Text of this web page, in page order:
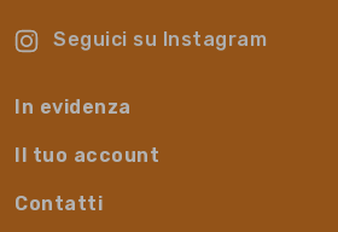
Seguici su Instagram
In evidenza
Il tuo account
Contatti